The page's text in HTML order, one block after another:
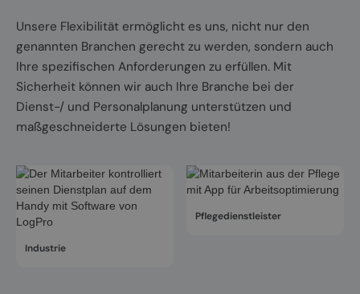
Unsere Flexibilität ermöglicht es uns, nicht nur den
genannten Branchen gerecht zu werden, sondern auch
Ihre spezifischen Anforderungen zu erfüllen. Mit
Sicherheit können wir auch Ihre Branche bei der
Dienst-/ und Personalplanung unterstützen und
maßgeschneiderte Lösungen bieten!
Industrie
Pflegedienstleister